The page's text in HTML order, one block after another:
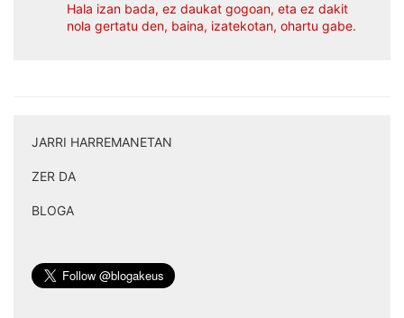
Hala izan bada, ez daukat gogoan, eta ez dakit
nola gertatu den, baina, izatekotan, ohartu gabe.
JARRI HARREMANETAN
ZER DA
BLOGA